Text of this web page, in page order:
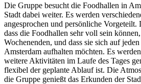
Die Gruppe besucht die Foodhallen in
Stadt dabei weiter. Es werden
angesprochen und persönliche Vorgeteilt.
dass die Foodhallen sehr voll sein
Wochenenden, und dass sie sich auf
Amsterdam aufhalten möchten. Es
weitere Aktivitäten im Laufe des Tages
flexibel der geplante Ablauf ist. Die
die Gruppe genießt das Erkunden der